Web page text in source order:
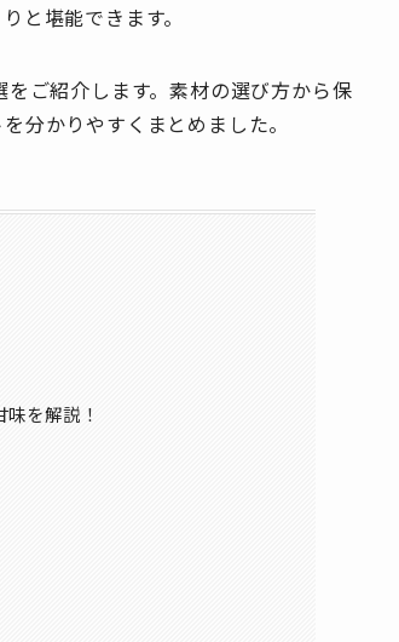
と堪能できます。
ご紹介します。素材の選び方から保
分かりやすくまとめました。
を解説！